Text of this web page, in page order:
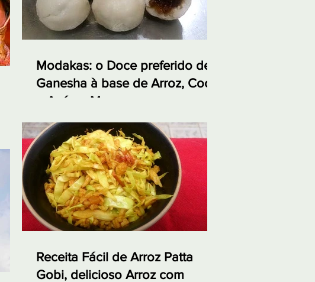
Modakas: o Doce preferido de
Ganesha à base de Arroz, Coco
e Açúcar Mascavo
Receita Fácil de Arroz Patta
Gobi, delicioso Arroz com